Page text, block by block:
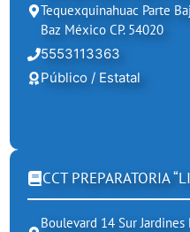
Tequexquinahuac Parte
Baz México CP. 54020
5553113363
Público / Estatal
CCT PREPARATORIA
Boulevard 14 Sur